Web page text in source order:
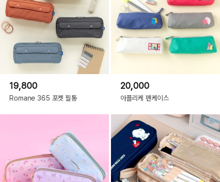
19,800
Romane 365 포켓 필통
20,000
아플리케 펜케이스